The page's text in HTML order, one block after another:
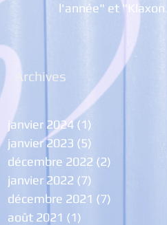
l'année" et "Klaxon,
Archives
janvier 2024 (1)
janvier 2023 (5)
décembre 2022 (2)
janvier 2022 (7)
décembre 2021 (7)
août 2021 (1)